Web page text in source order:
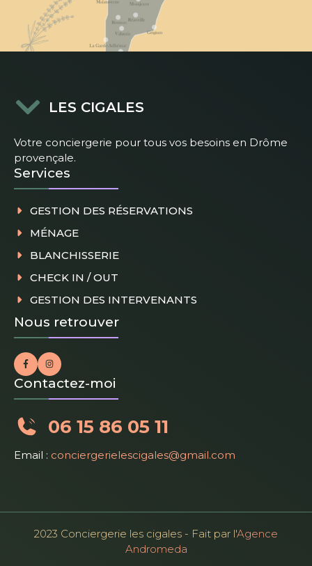
LES CIGALES
Votre conciergerie pour tous vos besoins en Drôme
provençale.
Services
GESTION DES RÉSERVATIONS
MÉNAGE
BLANCHISSERIE
CHECK IN / OUT
GESTION DES INTERVENANTS
Nous retrouver
Contactez-moi
06 15 86 05 11
Email : conciergerielescigales@gmail.com
2023 Conciergerie les cigales - Fait par l'Agence
Andromeda